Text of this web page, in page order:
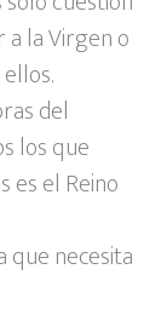
a la Virgen o
del
los que
es el Reino
que necesita